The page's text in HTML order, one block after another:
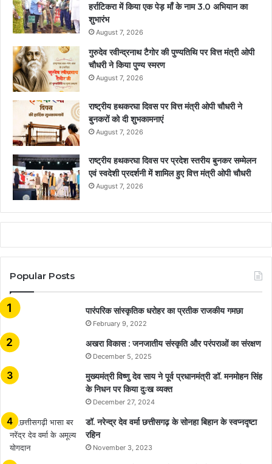
हर्राटिकरा में किया एक पेड़ माँ के नाम 3.0 अभियान का
शुभारंभ
August 7, 2026
गुरुदेव रवीन्द्रनाथ टैगोर की पुण्यतिथि पर वित्त मंत्री ओपी
चौधरी ने किया पुण्य स्मरण
August 7, 2026
राष्ट्रीय हथकरघा दिवस पर वित्त मंत्री ओपी चौधरी ने
बुनकरों को दी शुभकामनाएं
August 7, 2026
राष्ट्रीय हथकरघा दिवस पर प्रदेश स्तरीय बुनकर सम्मेलन
एवं स्वदेशी प्रदर्शनी में शामिल हुए वित्त मंत्री ओपी चौधरी
August 7, 2026
Popular Posts
​​​​​​​पारंपरिक सांस्कृतिक धरोहर का प्रतीक राजकीय गमछा
February 9, 2022
अखरा विकास : जनजातीय संस्कृति और परंपराओं का संरक्षण
December 5, 2025
मुख्यमंत्री विष्णु देव साय ने पूर्व प्रधानमंत्री डॉ. मनमोहन सिंह
के निधन पर किया दुःख व्यक्त
December 27, 2024
डॉ. नरेन्द्र देव वर्मा छत्तीसगढ़ के सोनहा बिहान के स्वप्नदृष्टा
रहिन
November 3, 2023